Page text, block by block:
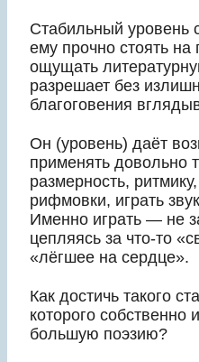
Стабильный уровень
ему прочно стоять на
ощущать
разрешает без
благоговения
Он (уровень) даёт
применять довольно
размерность,
рифмовки, играть
Именно играть — не
цепляясь за что-то
«лёгшее на сердце».
Как достичь такого
которого собственно
большую поэзию?